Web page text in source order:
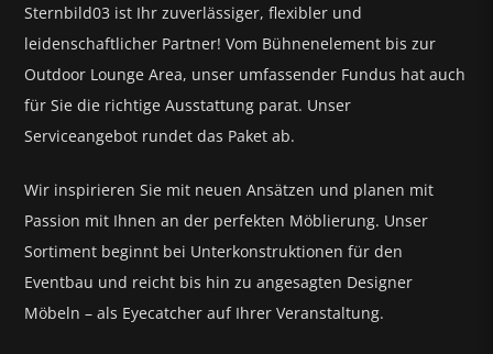
Sternbild03 ist Ihr zuverlässiger, flexibler und
leidenschaftlicher Partner! Vom Bühnenelement bis zur
Outdoor Lounge Area, unser umfassender Fundus hat auch
für Sie die richtige Ausstattung parat. Unser
Serviceangebot rundet das Paket ab.
Wir inspirieren Sie mit neuen Ansätzen und planen mit
Passion mit Ihnen an der perfekten Möblierung. Unser
Sortiment beginnt bei Unterkonstruktionen für den
Eventbau und reicht bis hin zu angesagten Designer
Möbeln – als Eyecatcher auf Ihrer Veranstaltung.